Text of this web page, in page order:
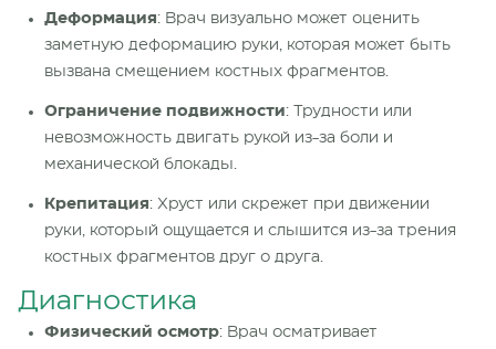
Деформация: Врач визуально может оценить
заметную деформацию руки, которая может быть
вызвана смещением костных фрагментов.
Ограничение подвижности: Трудности или
невозможность двигать рукой из-за боли и
механической блокады.
Крепитация: Хруст или скрежет при движении
руки, который ощущается и слышится из-за трения
костных фрагментов друг о друга.
Диагностика
Физический осмотр: Врач осматривает